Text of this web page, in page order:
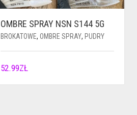
OMBRE SPRAY NSN S144 5G
BROKATOWE, OMBRE SPRAY, PUDRY
52.99ZŁ